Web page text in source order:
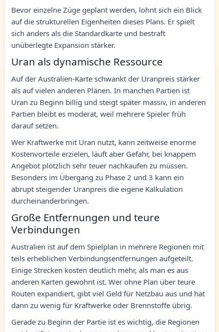
Bevor einzelne Züge geplant werden, lohnt sich ein Blick
auf die strukturellen Eigenheiten dieses Plans. Er spielt
sich anders als die Standardkarte und bestraft
unüberlegte Expansion stärker.
Uran als dynamische Ressource
Auf der Australien-Karte schwankt der Uranpreis stärker
als auf vielen anderen Plänen. In manchen Partien ist
Uran zu Beginn billig und steigt später massiv, in anderen
Partien bleibt es moderat, weil mehrere Spieler früh
darauf setzen.
Wer Kraftwerke mit Uran nutzt, kann zeitweise enorme
Kostenvorteile erzielen, läuft aber Gefahr, bei knappem
Angebot plötzlich sehr teuer nachkaufen zu müssen.
Besonders im Übergang zu Phase 2 und 3 kann ein
abrupt steigender Uranpreis die eigene Kalkulation
durcheinanderbringen.
Große Entfernungen und teure
Verbindungen
Australien ist auf dem Spielplan in mehrere Regionen mit
teils erheblichen Verbindungsentfernungen aufgeteilt.
Einige Strecken kosten deutlich mehr, als man es aus
anderen Karten gewohnt ist. Wer ohne Plan über teure
Routen expandiert, gibt viel Geld für Netzbau aus und hat
dann zu wenig für Kraftwerke oder Brennstoffe übrig.
Gerade zu Beginn der Partie ist es wichtig, die Regionen